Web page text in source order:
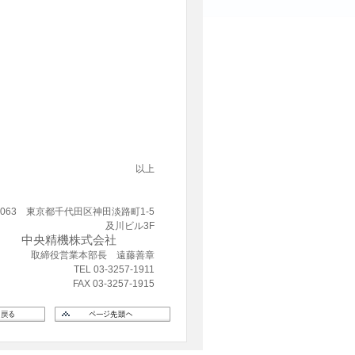
以上
東京都千代田区神田淡路町1-5
及川ビル3F
中央精機株式会社
取締役営業本部長 遠藤善章
TEL 03-3257-1911
FAX 03-3257-1915